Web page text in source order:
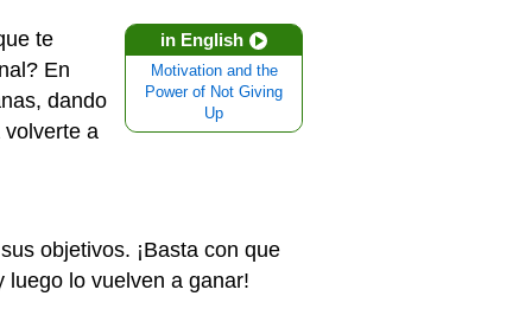
in English
Motivation and the
Power of Not Giving
Up
te
En
dando
volverte a
objetivos. ¡Basta con que
luego lo vuelven a ganar!